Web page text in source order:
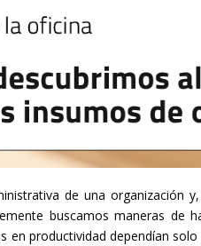
de una organización
buscamos maneras de
en productividad dependían